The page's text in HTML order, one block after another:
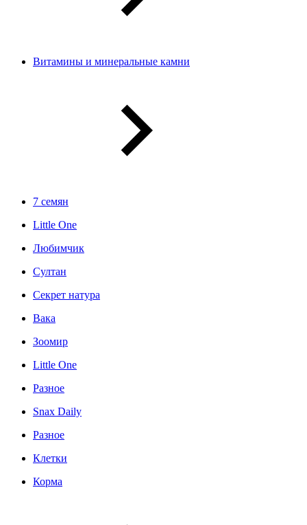
Витамины и минеральные камни
7 семян
Little One
Любимчик
Султан
Секрет натура
Вака
Зоомир
Little One
Разное
Snax Daily
Разное
Клетки
Корма